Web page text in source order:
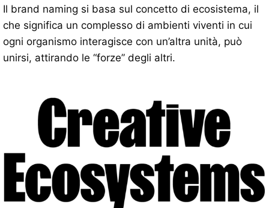
Il brand naming si basa sul concetto di ecosistema, il
che significa un complesso di ambienti viventi in cui
ogni organismo interagisce con un’altra unità, può
unirsi, attirando le “forze” degli altri.